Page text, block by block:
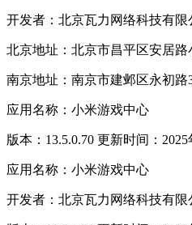
开发者：北京瓦力网络科技有限
北京地址：北京市昌平区安居路
南京地址：南京市建邺区永初路
应用名称：小米游戏中心
版本：13.5.0.70 更新时间：2025
应用名称：小米游戏中心
开发者：北京瓦力网络科技有限